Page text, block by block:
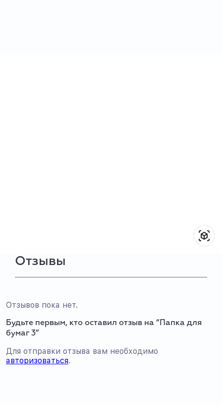
Отзывы
Отзывов пока нет.
Будьте первым, кто оставил отзыв на “Папка для
бумаг 3”
Для отправки отзыва вам необходимо
авторизоваться.